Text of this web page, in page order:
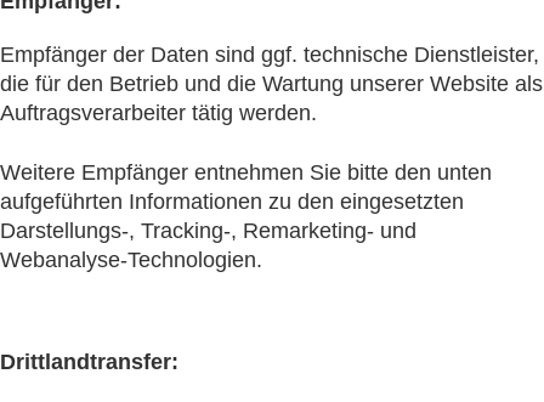
Empfänger der Daten sind ggf. technische Dienstleister,
die für den Betrieb und die Wartung unserer Website als
Auftragsverarbeiter tätig werden.
Weitere Empfänger entnehmen Sie bitte den unten
aufgeführten Informationen zu den eingesetzten
Darstellungs-, Tracking-, Remarketing- und
Webanalyse-Technologien.
Drittlandtransfer: